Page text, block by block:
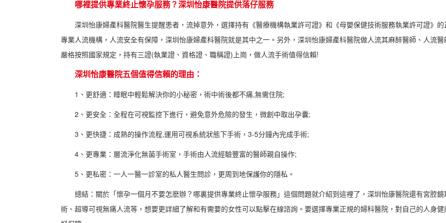
哪裡提供專業終止懷孕服務？深圳怡康醫院提供落仔服務
深圳怡康婦產科醫院醫生提醒患者，流掉意外，選擇持有《醫療機構執業許可證》和《母嬰保健技術服務執業許可證》的
專業人流機構，人流安全有保障，深圳怡康婦產科醫院就是其中之一。另外，深圳怡康婦產科醫院做人流其麻醉醫師、人流醫
嚴格按照國家規定，持有三證(執業證、資格證、職稱證)上崗，做人流手術值得信賴!
深圳怡康醫院五個值得信賴的理由：
1、更舒適：睡眠中輕鬆解決你的小秘密，術中術後都不痛,無需住院;
2、更安全：全程在可視監控下進行，避免意外危險的發生，微創中取出孕囊;
3、更快捷：成熟的操作流程,運用可視系統狀態下手術，3-5分鐘內完成手術;
4、更專業：層流淨化無菌手術室，手術由人流經驗豐富的醫師親自操作;
5、更私密：一人一醫一診室的私人醫生問診，更周到地保護你的隱私。
總結：關於「懷孕一個月不要怎麽辦？哪裏提供專業終止懷孕服務」這個問題就介紹到這裡了，深圳怡康醫院還有宮腔鏡
術、超導可視無痛人流等，想要更詳細了解和有需要的女性可以點擊在線諮詢。要選擇專業正規的婦科醫院，對自己的人身健